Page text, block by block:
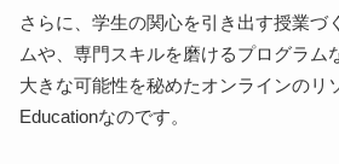
教員の理解と協力
学生への適切な指導とサポート
継続的な改善と評価
【Google for Education事例校】ID
さらに、学生の関心を引き出す授業づ
ムや、専門スキルを磨けるプログラム
大きな可能性を秘めたオンラインのリ
Educationなのです。